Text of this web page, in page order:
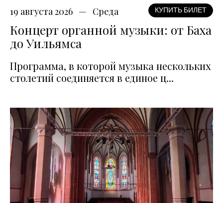
19 августа 2026 Среда КУПИТЬ БИЛЕТ
Концерт органной музыки: от Баха
до Уильямса
Программа, в которой музыка нескольких
столетий соединяется в единое ц...